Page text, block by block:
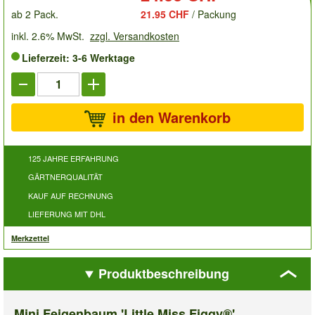
ab 2 Pack. 21.95 CHF / Packung
inkl. 2.6% MwSt. zzgl. Versandkosten
Lieferzeit: 3-6 Werktage
in den Warenkorb
125 JAHRE ERFAHRUNG
GÄRTNERQUALITÄT
KAUF AUF RECHNUNG
LIEFERUNG MIT DHL
Merkzettel
Produktbeschreibung